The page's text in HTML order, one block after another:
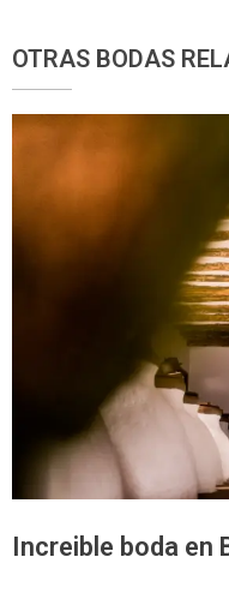
OTRAS BODAS
Increible boda en